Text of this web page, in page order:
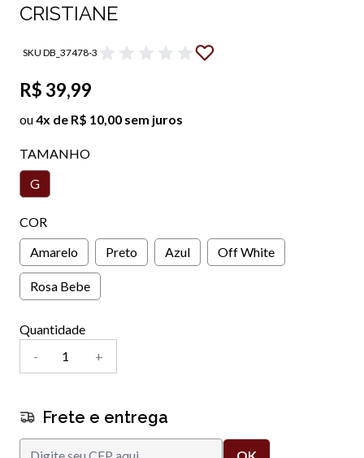
CRISTIANE
SKU DB_37478-3
R$ 39,99
ou4x de R$ 10,00 sem juros
TAMANHO
G
COR
Amarelo
Preto Azul Off White
Rosa Bebe
Quantidade
-
+
Frete e entrega